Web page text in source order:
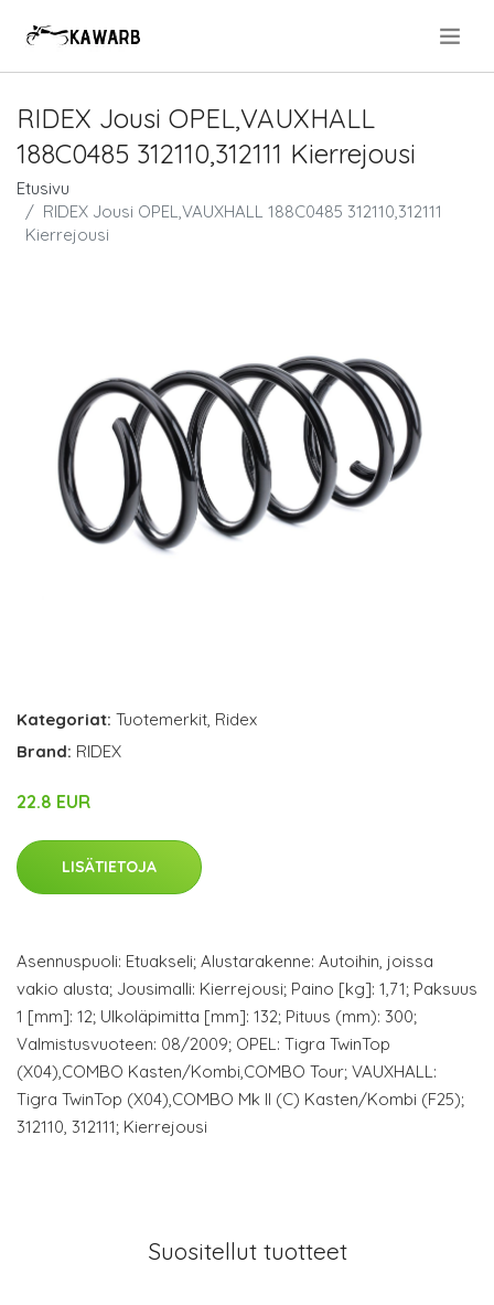
RIDEX Jousi OPEL,VAUXHALL
188C0485 312110,312111 Kierrejousi
Etusivu
RIDEX Jousi OPEL,VAUXHALL 188C0485 312110,312111
Kierrejousi
Kategoriat: Tuotemerkit, Ridex
Brand: RIDEX
22.8 EUR
LISÄTIETOJA
Asennuspuoli: Etuakseli; Alustarakenne: Autoihin, joissa
vakio alusta; Jousimalli: Kierrejousi; Paino [kg]: 1,71; Paksuus
1 [mm]: 12; Ulkoläpimitta [mm]: 132; Pituus (mm): 300;
Valmistusvuoteen: 08/2009; OPEL: Tigra TwinTop
(X04),COMBO Kasten/Kombi,COMBO Tour; VAUXHALL:
Tigra TwinTop (X04),COMBO Mk II (C) Kasten/Kombi (F25);
312110, 312111; Kierrejousi
Suositellut tuotteet